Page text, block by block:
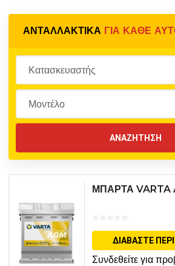
ΑΝΤΑΛΛΑΚΤΙΚΆ ΓΙΑ ΚΆΘΕ
ΜΠΑΡΤΑ VARTA
ΔΙΑΒΆΣΤΕ
Συνδεθείτε για